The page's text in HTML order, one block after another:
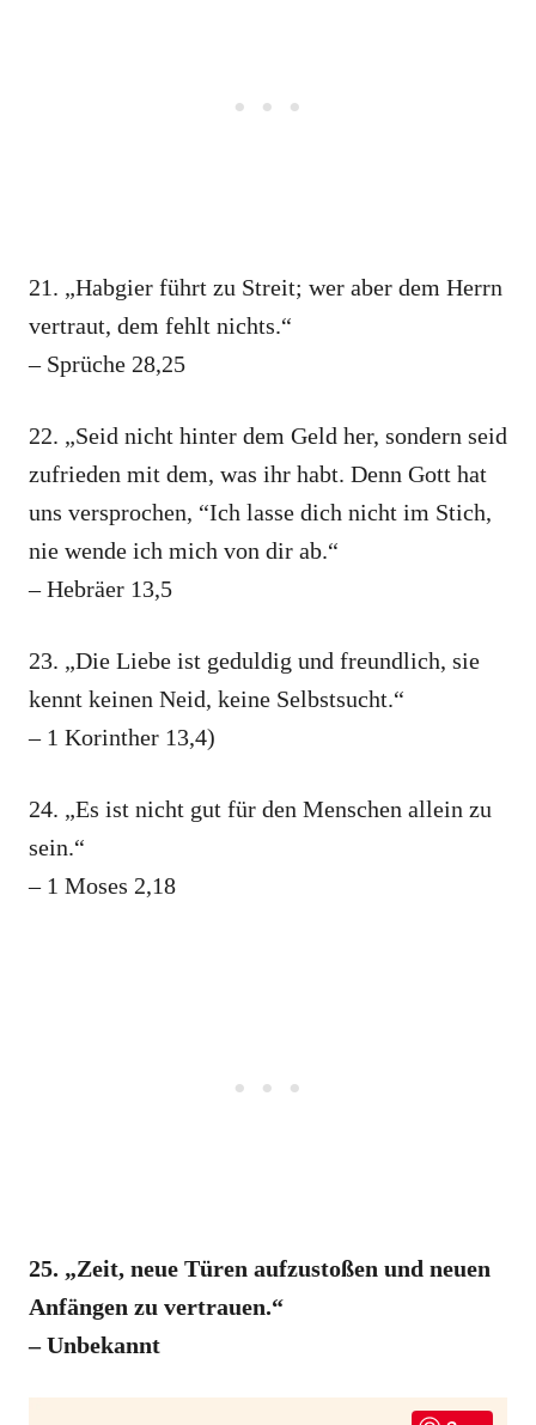
21. „Habgier führt zu Streit; wer aber dem Herrn
vertraut, dem fehlt nichts.“
– Sprüche 28,25
22. „Seid nicht hinter dem Geld her, sondern seid
zufrieden mit dem, was ihr habt. Denn Gott hat
uns versprochen, “Ich lasse dich nicht im Stich,
nie wende ich mich von dir ab.“
– Hebräer 13,5
23. „Die Liebe ist geduldig und freundlich, sie
kennt keinen Neid, keine Selbstsucht.“
– 1 Korinther 13,4)
24. „Es ist nicht gut für den Menschen allein zu
sein.“
– 1 Moses 2,18
25. „Zeit, neue Türen aufzustoßen und neuen
Anfängen zu vertrauen.“
– Unbekannt